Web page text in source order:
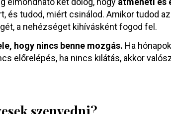
és tudod, miért csinálod. Amikor tudod
a nehézséget kihívásként fogod fel.
hogy nincs benne mozgás. Ha
előrelépés, ha nincs kilátás, akkor